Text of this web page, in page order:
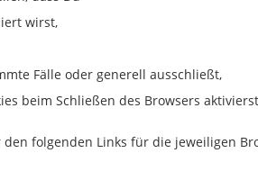
wirst,
Fälle oder generell ausschließt,
beim Schließen des Browsers
folgenden Links für die jeweiligen